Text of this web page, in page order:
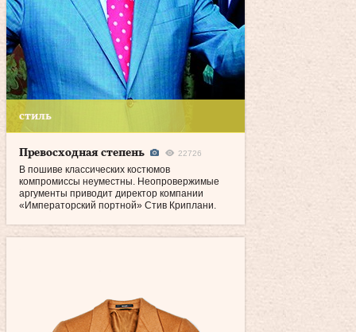
стиль
Превосходная степень 22726
В пошиве классических костюмов
компромиссы неуместны. Неопровержимые
аргументы приводит директор компании
«Императорский портной» Стив Криплани.